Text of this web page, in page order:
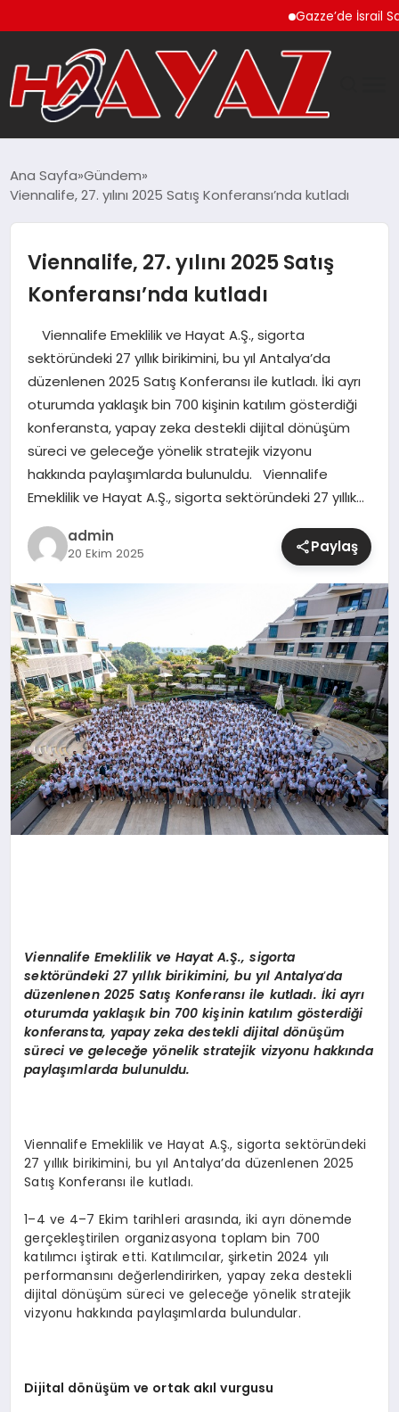
Gazze’de İsrail
EĞITIM
EKONOMI
TEKNOLOJI
Ana Sayfa Gündem
Viennalife, 27. yılını 2025 Satış Konferansı’nda kutladı
Viennalife, 27. yılını 2025 Satış
Konferansı’nda kutladı
Viennalife Emeklilik ve Hayat A.Ş., sigorta
sektöründeki 27 yıllık birikimini, bu yıl Antalya’da
düzenlenen 2025 Satış Konferansı ile kutladı. İki ayrı
oturumda yaklaşık bin 700 kişinin katılım gösterdiği
konferansta, yapay zeka destekli dijital dönüşüm
süreci ve geleceğe yönelik stratejik vizyonu
hakkında paylaşımlarda bulunuldu. Viennalife
Emeklilik ve Hayat A.Ş., sigorta sektöründeki 27 yıllık…
admin
20 Ekim 2025 Paylaş
Viennalife Emeklilik ve Hayat A.Ş., sigorta
sektöründeki 27 yıllık birikimini, bu yıl Antalya’da
düzenlenen 2025 Satış Konferansı ile kutladı. İki ayrı
oturumda yaklaşık bin 700 kişinin katılım gösterdiği
konferansta, yapay zeka destekli dijital dönüşüm
süreci ve geleceğe yönelik stratejik vizyonu hakkında
paylaşımlarda bulunuldu.
Viennalife Emeklilik ve Hayat A.Ş., sigorta sektöründeki
27 yıllık birikimini, bu yıl Antalya’da düzenlenen 2025
Satış Konferansı ile kutladı.
1–4 ve 4–7 Ekim tarihleri arasında, iki ayrı dönemde
gerçekleştirilen organizasyona toplam bin 700
katılımcı iştirak etti. Katılımcılar, şirketin 2024 yılı
performansını değerlendirirken, yapay zeka destekli
dijital dönüşüm süreci ve geleceğe yönelik stratejik
vizyonu hakkında paylaşımlarda bulundular.
Dijital dönüşüm ve ortak akıl vurgusu